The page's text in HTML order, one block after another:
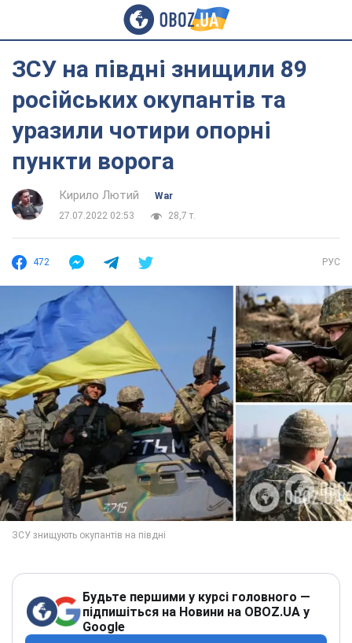
ЗСУ на півдні знищили 89
російських окупантів та
уразили чотири опорні
пункти ворога
Кирило Лютий
War
27.07.2022 02:53
28,7 т.
472 РУС
Будьте першими у курсі головного —
підпишіться на Новини на OBOZ.UA у
Google